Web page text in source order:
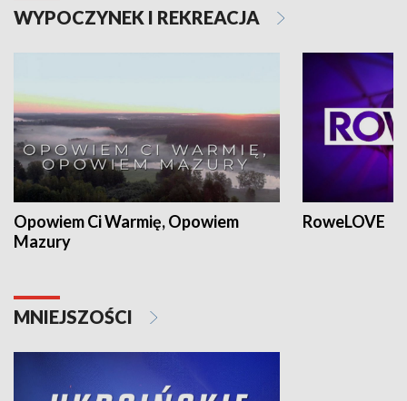
WYPOCZYNEK I REKREACJA
Opowiem Ci Warmię, Opowiem
Mazury
RoweLOVE
MNIEJSZOŚCI